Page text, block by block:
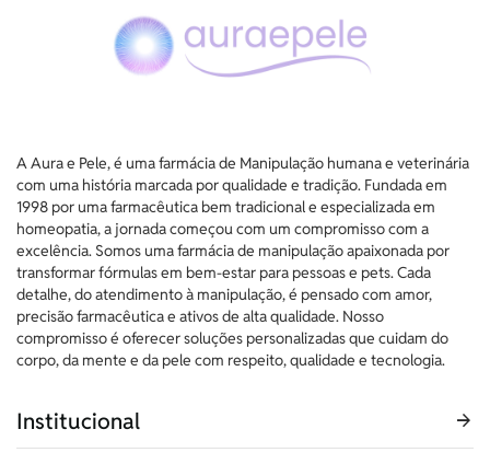
A Aura e Pele, é uma farmácia de Manipulação humana e veterinária
com uma história marcada por qualidade e tradição. Fundada em
1998 por uma farmacêutica bem tradicional e especializada em
homeopatia, a jornada começou com um compromisso com a
excelência. Somos uma farmácia de manipulação apaixonada por
transformar fórmulas em bem-estar para pessoas e pets. Cada
detalhe, do atendimento à manipulação, é pensado com amor,
precisão farmacêutica e ativos de alta qualidade. Nosso
compromisso é oferecer soluções personalizadas que cuidam do
corpo, da mente e da pele com respeito, qualidade e tecnologia.
Institucional